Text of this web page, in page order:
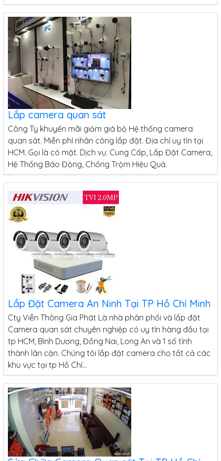
Lắp camera quan sát
Công Ty khuyến mãi giảm giá bộ Hệ thống camera
quan sát. Miễn phí nhân công lắp đặt. Địa chỉ uy tín tại
HCM. Gọi là có mặt. Dịch vụ: Cung Cấp, Lắp Đặt Camera,
Hệ Thống Báo Động, Chống Trộm Hiệu Quả.
Lắp Đặt Camera An Ninh Tại TP Hồ Chí Minh
Cty Viễn Thông Gia Phát Là nhà phân phối và lắp đặt
Camera quan sát chuyên nghiệp có uy tín hàng đầu tại
tp HCM, Bình Dương, Đồng Nai, Long An và 1 số tỉnh
thành lân cận. Chúng tôi lắp đặt camera cho tất cả các
khu vực tại tp Hồ Chí...